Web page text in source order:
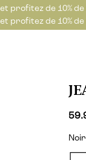
profitez de 10%
profitez de 10%